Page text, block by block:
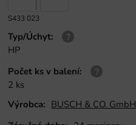
S433 023
Typ/Úchyt:
HP
Počet ks v balení:
2 ks
Výrobca: BUSCH & CO. GmbH